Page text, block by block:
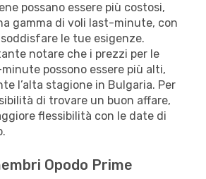
possano essere più costosi,
gamma di voli last-minute, con
le tue esigenze.
notare che i prezzi per le
possono essere più alti,
l’alta stagione in Bulgaria. Per
di trovare un buon affare,
flessibilità con le date di
Opodo Prime